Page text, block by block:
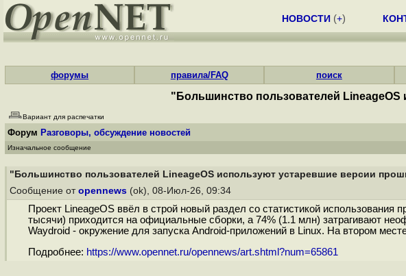
НОВОСТИ (+)
форумы правила/FAQ поиск
"Большинство пользователей
Вариант для распечатки
Форум Разговоры, обсуждение новостей
Изначальное сообщение
"Большинство пользователей LineageOS используют устаревшие версии
Сообщение от opennews (ok), 08-Июл-26, 09:34
Проект LineageOS ввёл в строй новый раздел со статистикой
тысячи) приходится на официальные сборки, а 74% (1.1 млн) затрагивают
Waydroid - окружение для запуска Android-приложений в Linux. На втором
Подробнее: https://www.opennet.ru/opennews/art.shtml?num=65861